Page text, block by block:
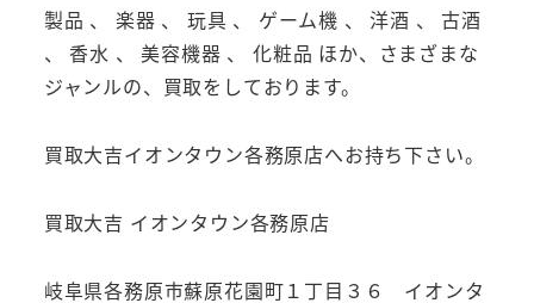
製品 、 楽器 、 玩具 、 ゲーム機 、 洋酒 、 古酒
、 香水 、 美容機器 、 化粧品 ほか、さまざまな
ジャンルの、買取をしております。
買取大吉イオンタウン各務原店へお持ち下さい。
買取大吉 イオンタウン各務原店
岐阜県各務原市蘇原花園町１丁目３６ イオンタ